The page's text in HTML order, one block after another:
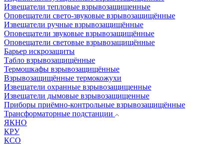
Извещатели тепловые взрывозащищенные
Оповещатели свето-звуковые взрывозащищённые
Извещатели ручные взрывозащищённые
Оповещатели звуковые взрывозащищённые
Оповещатели световые взрывозащищённые
Барьер искрозащиты
Табло взрывозащищённые
Термошкафы взрывозащищённые
Взрывозащищённые термокожухи
Извещатели охранные взрывозащищенные
Извещатели дымовые взрывозащищенные
Приборы приёмно-контрольные взрывозащищённые
Трансформаторные подстанции
ЯКНО
КРУ
КСО